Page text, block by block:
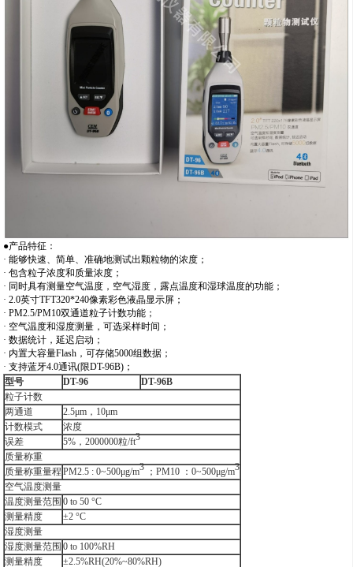
●产品特征：
· 能够快速、简单、准确地测试出颗粒物的浓度；
· 包含粒子浓度和质量浓度；
· 同时具有测量空气温度，空气湿度，露点温度和湿球温度的功能；
· 2.0英寸TFT320*240像素彩色液晶显示屏；
· PM2.5/PM10双通道粒子计数功能；
· 空气温度和湿度测量，可选采样时间；
· 数据统计，延迟启动；
· 内置大容量Flash，可存储5000组数据；
· 支持蓝牙4.0通讯(限DT-96B)；
型号
DT-96
DT-96B
粒子计数
两通道
2.5μm，10μm
计数模式
浓度
误差
5%，2000000粒/ft3
质量称重
质量称重量程 PM2.5 : 0~500μg/m3 ；PM10 ：0~500μg/m3
空气温度测量
温度测量范围 0 to 50 °C
测量精度
±2 °C
湿度测量
湿度测量范围 0 to 100%RH
测量精度
±2.5%RH(20%~80%RH)